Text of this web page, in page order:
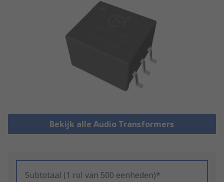
Bekijk alle Audio Transformers
Subtotaal (1 rol van 500 eenheden)*